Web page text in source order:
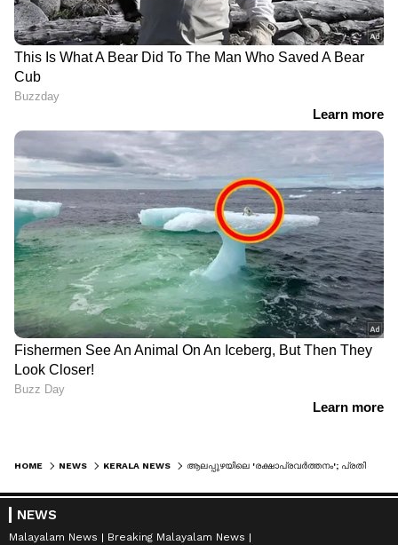
HOME NEWS KERALA NEWS
NEWS
Malayalam News
Breaking Malayalam News